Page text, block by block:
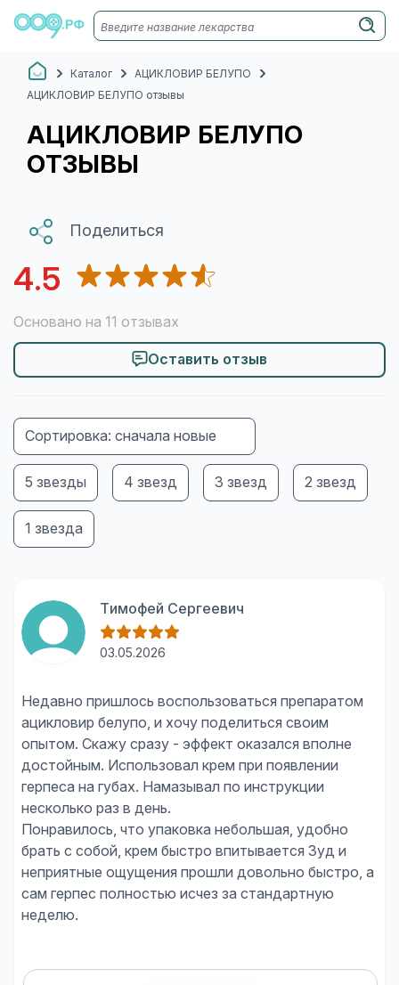
Каталог
АЦИКЛОВИР БЕЛУПО
АЦИКЛОВИР БЕЛУПО отзывы
АЦИКЛОВИР БЕЛУПО
ОТЗЫВЫ
Поделиться
4.5
Основано на 11 отзывах
Оставить отзыв
Сортировка: сначала новые
5 звезды 4 звезд 3 звезд 2 звезд
1 звезда
Тимофей Сергеевич
03.05.2026
Недавно пришлось воспользоваться препаратом
ацикловир белупо, и хочу поделиться своим
опытом. Скажу сразу - эффект оказался вполне
достойным. Использовал крем при появлении
герпеса на губах. Намазывал по инструкции
несколько раз в день.
Понравилось, что упаковка небольшая, удобно
брать с собой, крем быстро впитывается Зуд и
неприятные ощущения прошли довольно быстро, а
сам герпес полностью исчез за стандартную
неделю.